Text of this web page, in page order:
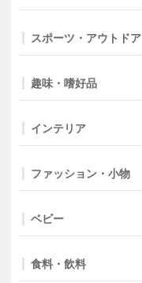
スポーツ・アウトドア
趣味・嗜好品
インテリア
ファッション・小物
ベビー
食料・飲料